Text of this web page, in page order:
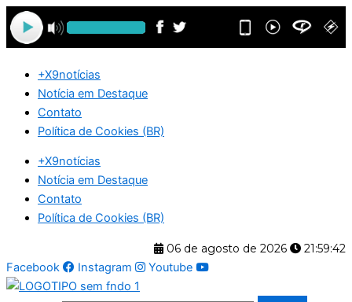
Ir
para
o
+X9notícias
Notícia em Destaque
Contato
Política de Cookies (BR)
+X9notícias
Notícia em Destaque
Contato
Política de Cookies (BR)
06 de agosto de 2026
21:59:43
Facebook
Instagram Youtube